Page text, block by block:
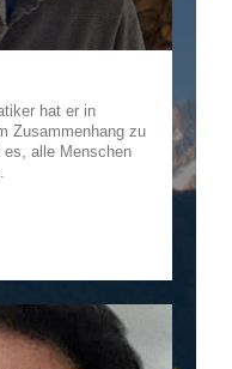
hat er in
Zusammenhang zu
alle Menschen